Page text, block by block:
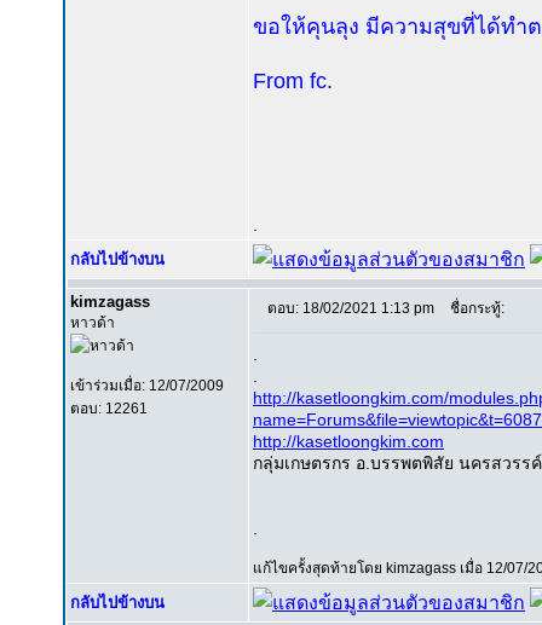
ขอให้คุนลุง มีความสุขที่ได้ทำ
From fc.
กลับไปข้างบน
kimzagass
หาวด้า
เข้าร่วมเมื่อ: 12/07/2009
ตอบ: 12261
ตอบ: 18/02/2021 1:13 pm ชื่อกระทู้:
http://kasetloongkim.com/
http://kasetloongkim.com
กลุ่มเกษตรกร อ.บรรพตพิสัย นครสวรร
แก้ไขครั้งสุดท้ายโดย kimzagass เมื่อ 12/07/
กลับไปข้างบน